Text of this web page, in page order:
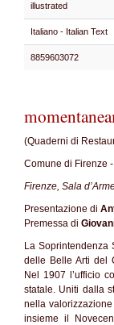
illustrated
Italiano - Italian Text
8859603072
(Quaderni di
Comune di Firenze
Firenze, Sala
Presentazione di
Premessa di
La Soprintendenza
delle Belle Arti del
Nel 1907 l’ufficio
statale. Uniti dalla
nella
insieme il